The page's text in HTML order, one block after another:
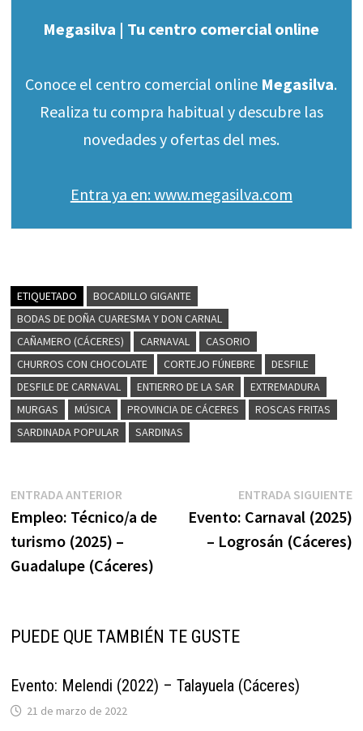
Megasilva | Tu centro comercial online
Conoce el centro comercial online Megasilva.
Realiza tu compra habitual y descubre las
novedades y ofertas del mes.
Entra ya en: www.megasilva.com
ETIQUETADO
BOCADILLO GIGANTE
BODAS DE DOÑA CUARESMA Y DON CARNAL
CAÑAMERO (CÁCERES)
CARNAVAL
CASORIO
CHURROS CON CHOCOLATE
CORTEJO FÚNEBRE
DESFILE
DESFILE DE CARNAVAL
ENTIERRO DE LA SAR
EXTREMADURA
MURGAS
MÚSICA PROVINCIA DE CÁCERES
ROSCAS FRITAS
SARDINADA POPULAR
SARDINAS
Navegación
de
entradas
ENTRADA ANTERIOREntrada
anterior:
Empleo: Técnico/a de
turismo (2025) –
Guadalupe (Cáceres)
ENTRADA SIGUIENTE
Evento: Carnaval (2025)
– Logrosán (Cáceres)
PUEDE QUE TAMBIÉN TE GUSTE
Evento: Melendi (2022) – Talayuela (Cáceres)
21 de marzo de 2022